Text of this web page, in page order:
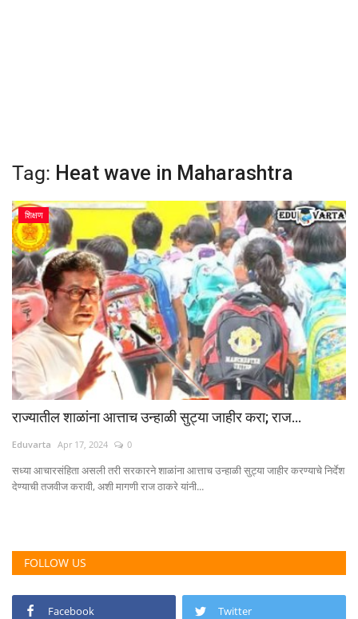
मनोरंजन
गॅलरी
Language
English Marathi
Tag: Heat wave in Maharashtra
शिक्षण
राज्यातील शाळांना आत्ताच उन्हाळी सुट्या जाहीर करा; राज...
Eduvarta Apr 17, 2024 0
सध्या आचारसंहिता असली तरी सरकारने शाळांना आत्ताच उन्हाळी सुट्या जाहीर करण्याचे निर्देश
देण्याची तजवीज करावी, अशी मागणी राज ठाकरे यांनी...
FOLLOW US
Facebook Twitter